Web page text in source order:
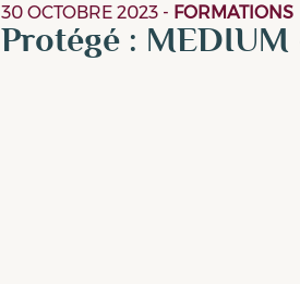
30 OCTOBRE 2023 - FORMATIONS
Protégé :